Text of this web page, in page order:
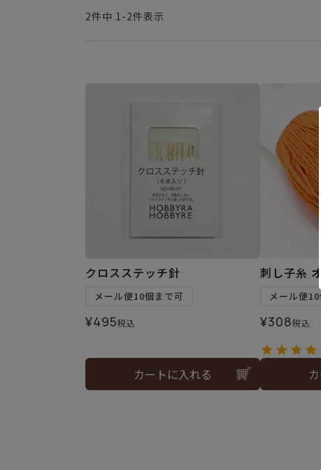
2件中 1 -2件表示
クロスステッチ針
メール便10個まで可
¥495税込
カートに入れる
刺し子糸
メール便
¥308税込